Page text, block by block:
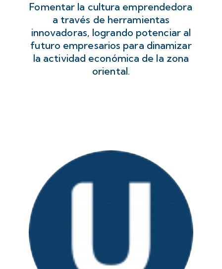
Fomentar la cultura emprendedora
a través de herramientas
innovadoras, logrando potenciar al
futuro empresarios para dinamizar
la actividad económica de la zona
oriental.